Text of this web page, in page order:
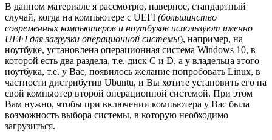
В данном материале я рассмотрю, наверное, стандартный
случай, когда на компьютере с UEFI (большинство
современных компьютеров и ноутбуков используют именно
UEFI для загрузки операционной системы), например, на
ноутбуке, установлена операционная система Windows 10, в
которой есть два раздела, т.е. диск C и D, а у владельца этого
ноутбука, т.е. у Вас, появилось желание попробовать Linux, в
частности дистрибутив Ubuntu, и Вы хотите установить его на
свой компьютер второй операционной системой. При этом
Вам нужно, чтобы при включении компьютера у Вас была
возможность выбора системы, в которую необходимо
загрузиться.